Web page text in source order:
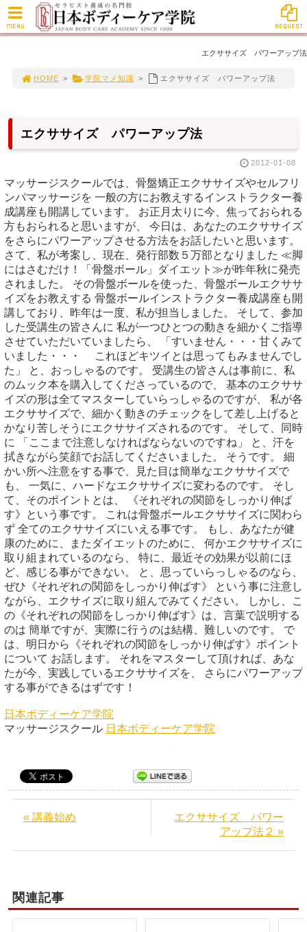
エクササイズ パワーアップ法
HOME > 学院マメ知識 > エクササイズ パワーアップ法
エクササイズ パワーアップ法
2012-01-08
マッサージスクールでは、骨盤矯正エクササイズやセルフリ
ンパマッサージを 一般の方にお教えするインストラクター養
成講座も開講しています。 お正月太りに今、焦っておられる
方もおられると思いますが、 今日は、あなたのエクササイズ
をさらにパワーアップさせる方法をお話したいと思います。
さて、私が考案し、現在、発行部数５万部となりました ≪脚
にはさむだけ！「骨盤ボール」ダイエット≫が昨年秋に発売
されました。 その骨盤ボールを使った、骨盤ボールエクササ
イズをお教えする 骨盤ボールインストラクター養成講座も開
講しており、昨年は一度、私が担当しました。 そして、参加
した受講生の皆さんに 私が一つひとつの動きを細かくご指導
させていただいていましたら、 「すいません・・・甘くみて
いました・・・ これほどキツイとは思ってもみませんでし
た」 と、おっしゃるのです。 受講生の皆さんは事前に、私
のムック本を購入してくださっているので、 基本のエクササ
イズの形は全てマスターしていらっしゃるのですが、 私が各
エクササイズで、細かく動きのチェックをして差し上げると
かなり苦しそうにエクササイズされるのです。 そして、同時
に 「ここまで注意しなければならないのですね」 と、汗を
拭きながら笑顔でお話してくださいました。 そうです。 細
かい所へ注意をする事で、見た目は簡単なエクササイズで
も、 一気に、ハードなエクササイズに変わるのです。 そし
て、そのポイントとは、 《それぞれの関節をしっかり伸ば
す》という事です。 これは骨盤ボールエクササイズに関わら
ず 全てのエクササイズにいえる事です。 もし、あなたが健
康のために、またダイエットのために、 何かエクササイズに
取り組まれているのなら、 特に、最近その効果が以前にほ
ど、感じる事ができない。 と、思っていらっしゃるのなら、
ぜひ《それぞれの関節をしっかり伸ばす》 という事に注意し
ながら、エクサイズに取り組んでみてください。 しかし、こ
の《それぞれの関節をしっかり伸ばす》は、言葉で説明する
のは 簡単ですが、実際に行うのは結構、難しいのです。 で
は、明日から《それぞれの関節をしっかり伸ばす》ポイント
について お話します。 それをマスターして頂ければ、あな
たが今、実践しているエクササイズを、 さらにパワーアップ
する事ができるはずです！
日本ボディーケア学院
マッサージスクール 日本ボディーケア学院
« 講義始め
エクササイズ パワー
アップ法２ »
関連記事
MENU REQUEST